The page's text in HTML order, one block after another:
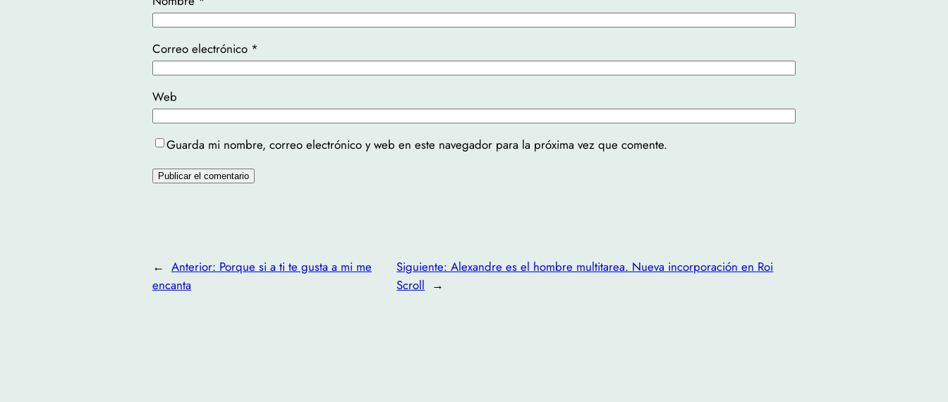
Correo electrónico *
Web
Guarda mi nombre, correo electrónico y web en este navegador para la próxima vez que comente.
← Anterior: Porque si a ti te gusta a mi me
encanta
Siguiente:Alexandre es el hombre multitarea. Nueva incorporación en Roi
Scroll →